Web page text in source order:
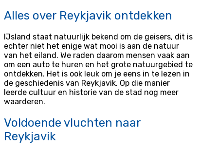
Alles over Reykjavik ontdekken
IJsland staat natuurlijk bekend om de geisers, dit is
echter niet het enige wat mooi is aan de natuur
van het eiland. We raden daarom mensen vaak aan
om een auto te huren en het grote natuurgebied te
ontdekken. Het is ook leuk om je eens in te lezen in
de geschiedenis van Reykjavik. Op die manier
leerde cultuur en historie van de stad nog meer
waarderen.
Voldoende vluchten naar
Reykjavik